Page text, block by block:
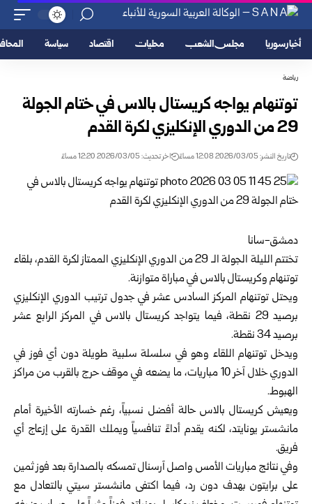
أخبار سوريا مجلس الشعب محليات اقتصاد سياسة
رياضة
توتنهام يواجه كريستال بالاس في ختام الجولة
29 من الدوري الإنكليزي لكرة القدم
تاريخ النشر: 2026/03/05 12:08 مساءً اخر تحديث: 2026/03/05 12:20 مساءً
دمشق-سانا
تختتم الليلة الجولة الـ 29 من الدوري الإنكليزي الممتاز لكرة القدم، بلقاء
توتنهام وكريستال بالاس في مباراة متوازنة.
ويحتل توتنهام المركز السادس عشر في جدول ترتيب الدوري الإنكليزي
برصيد 29 نقطة، فيما يتواجد كريستال بالاس في المركز الرابع عشر
برصيد 34 نقطة.
ويدخل توتنهام اللقاء وهو في سلسلة سلبية طويلة دون أي فوز في
الدوري خلال آخر 10 مباريات، ما يضعه في موقف حرج بالقرب من مراكز
الهبوط.
ويعيش كريستال بالاس حالة أفضل نسبياً، رغم خسارته الأخيرة أمام
مانشستر يونايتد، لكنه يقدم أداءً تنافسياً ويملك القدرة على إزعاج أي
فريق.
وفي نتائج مباريات الأمس واصل آرسنال تمسكه بالصدارة بعد فوز ثمين
على برايتون بهدف دون رد، فيما اكتفى مانشستر سيتي بالتعادل مع